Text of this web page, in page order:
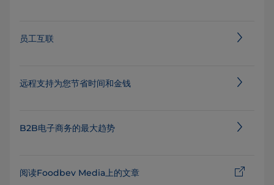
员工互联
远程支持为您节省时间和金钱
B2B电子商务的最大趋势
阅读Foodbev Media上的文章